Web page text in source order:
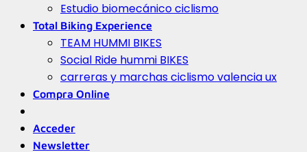
Estudio biomecánico ciclismo
Total Biking Experience
TEAM HUMMI BIKES
Social Ride hummi BIKES
carreras y marchas ciclismo valencia ux
Compra Online
Acceder
Newsletter